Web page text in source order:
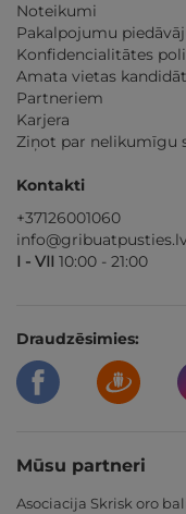
Noteikumi
Pakalpojumu
Konfidencialitātes
Amata vietas
Partneriem
Karjera
Ziņot par nelikumīgu
Kontakti
+37126001060
info@gribuatpusties.lv
I - VII 10:00 - 21:00
Draudzēsimies:
Mūsu partneri
Asociacija Skrisk oro